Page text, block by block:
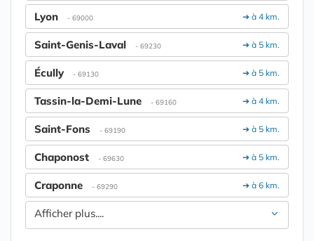
➔ à 4 km.
Lyon - 69000
➔ à 5 km.
Saint-Genis-Laval - 69230
➔ à 5 km.
Écully - 69130
➔ à 4 km.
Tassin-la-Demi-Lune - 69160
➔ à 5 km.
Saint-Fons - 69190
➔ à 5 km.
Chaponost - 69630
➔ à 6 km.
Craponne - 69290
Afficher plus....